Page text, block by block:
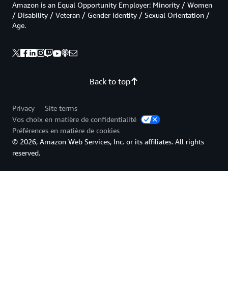
Back to top
Amazon is an Equal Opportunity Employer: Minority / Women
/ Disability / Veteran / Gender Identity / Sexual Orientation /
Age.
Privacy
Site terms
Vos choix en matière de confidentialité
Préférences en matière de cookies
© 2026, Amazon Web Services, Inc. or its affiliates. All rights
reserved.